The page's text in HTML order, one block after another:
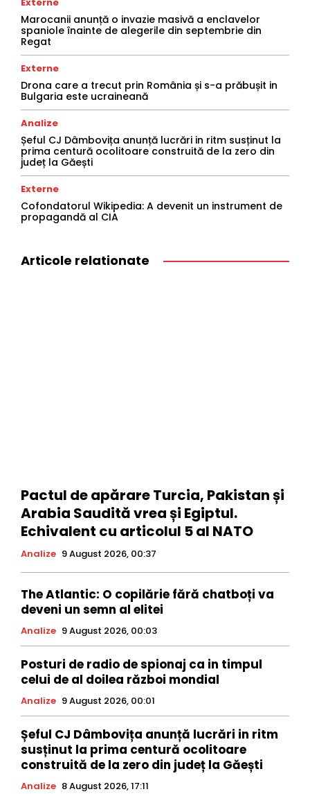
Marocanii anunță o invazie masivă a enclavelor
spaniole înainte de alegerile din septembrie din
Regat
Externe
Drona care a trecut prin România și s-a prăbușit in
Bulgaria este ucraineană
Analize
Șeful CJ Dâmbovița anunță lucrări in ritm susținut la
prima centură ocolitoare construită de la zero din
județ la Găești
Externe
Cofondatorul Wikipedia: A devenit un instrument de
propagandă al CIA
Articole relationate
Pactul de apărare Turcia, Pakistan și
Arabia Saudită vrea și Egiptul.
Echivalent cu articolul 5 al NATO
Analize 9 August 2026, 00:37
The Atlantic: O copilărie fără chatboți va
deveni un semn al elitei
Analize 9 August 2026, 00:03
Posturi de radio de spionaj ca in timpul
celui de al doilea război mondial
Analize 9 August 2026, 00:01
Șeful CJ Dâmbovița anunță lucrări in ritm
susținut la prima centură ocolitoare
construită de la zero din județ la Găești
Analize 8 August 2026, 17:11